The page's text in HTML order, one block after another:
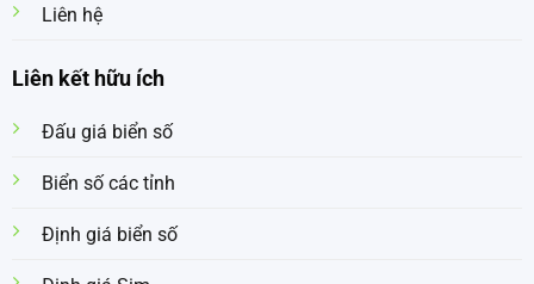
Liên hệ
Liên kết hữu ích
Đấu giá biển số
Biển số các tỉnh
Định giá biển số